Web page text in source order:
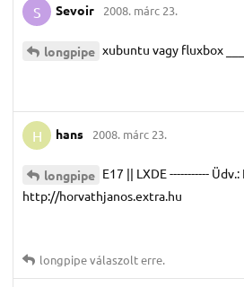
S Sevoir 2008. márc 23.
longpipe xubuntu vagy fluxbox
H hans 2008. márc 23.
longpipe E17 || LXDE -----------
http://horvathjanos.extra.hu
longpipeválaszolt erre.